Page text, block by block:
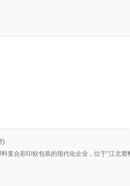
)
复合彩印软包装的现代化企业，位于"江北塑